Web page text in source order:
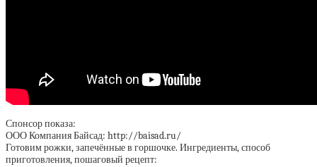
Спонсор показа:
ООО Компания Байсад: http://baisad.ru/
Готовим рожки, запечённые в горшочке. Ингредиенты, способ
приготовления, пошаговый рецепт: